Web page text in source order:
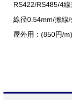
RS422/RS485/4
線径0.54mm/撚線
屋外用：(850円/m)